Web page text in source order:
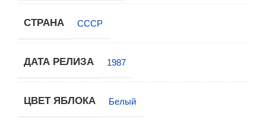
СТРАНА СССР
ДАТА РЕЛИЗА 1987
ЦВЕТ ЯБЛОКА Белый